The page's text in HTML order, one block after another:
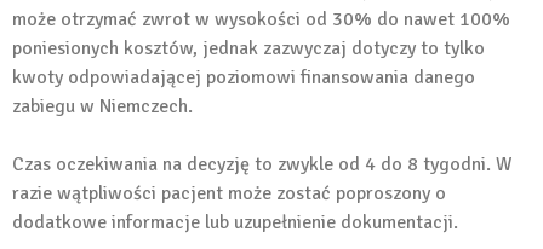
może otrzymać zwrot w wysokości od 30% do nawet 100%
poniesionych kosztów, jednak zazwyczaj dotyczy to tylko
kwoty odpowiadającej poziomowi finansowania danego
zabiegu w Niemczech.
Czas oczekiwania na decyzję to zwykle od 4 do 8 tygodni. W
razie wątpliwości pacjent może zostać poproszony o
dodatkowe informacje lub uzupełnienie dokumentacji.